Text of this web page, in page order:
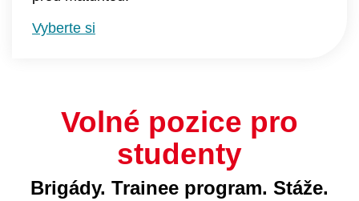
Vyberte si
Volné pozice pro
studenty
Brigády. Trainee program. Stáže.